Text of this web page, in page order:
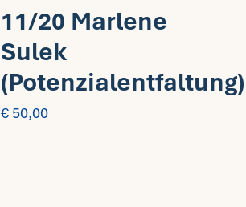
11/20 Marlene
Sulek
(Potenzialentfaltung)
€ 50,00